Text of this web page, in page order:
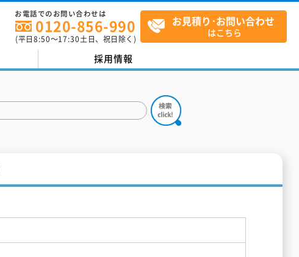
お電話でのお問い合わせは
0120-856-990
(平日8:50～17:30土日、祝日除く)
お見積り･お問い合わせ
はこちら
採用情報